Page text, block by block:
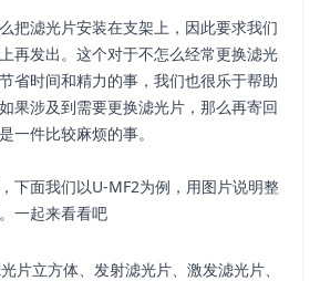
把滤光片安装在支架上，因此要求我们
再发出。这个对于不怎么经常更换滤光
省时间和精力的事，我们也很乐于帮助
果涉及到需要更换滤光片，那么再寄回
一件比较麻烦的事。
下面我们以U-MF2为例，用图片说明整
一起来看看吧
片立方体、发射滤光片、激发滤光片、